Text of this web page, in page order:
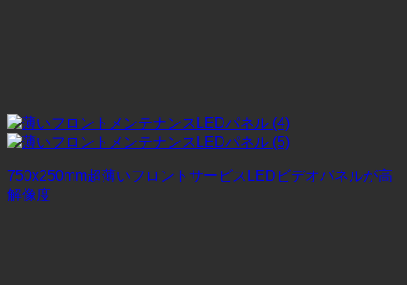
750x250mm超薄いフロントサービスLEDビデオパネルが高
解像度